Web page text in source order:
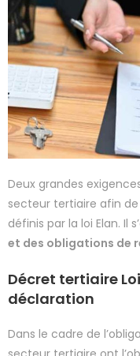
Deux grandes
secteur tertiaire afin
définis par la loi Elan. Il
et des obligations de
Décret tertiaire
déclaration
Dans le cadre de